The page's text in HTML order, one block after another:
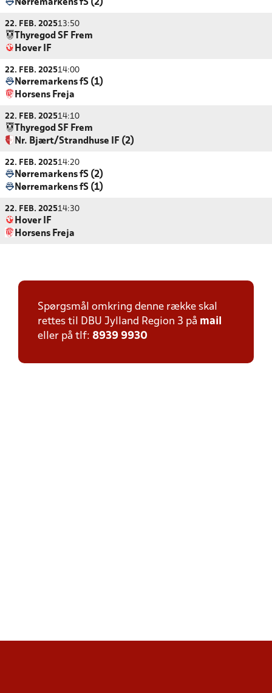
Nørremarkens fS (2)
22. FEB. 202513:50
Thyregod SF Frem
Hover IF
22. FEB. 202514:00
Nørremarkens fS (1)
Horsens Freja
22. FEB. 202514:10
Thyregod SF Frem
Nr. Bjært/Strandhuse IF (2)
22. FEB. 202514:20
Nørremarkens fS (2)
Nørremarkens fS (1)
22. FEB. 202514:30
Hover IF
Horsens Freja
Spørgsmål omkring denne række skal
rettes til DBU Jylland Region 3 på mail
eller på tlf: 8939 9930